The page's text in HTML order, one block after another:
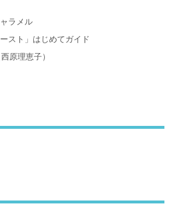
ラメル
スト」はじめてガイド
原理恵子）